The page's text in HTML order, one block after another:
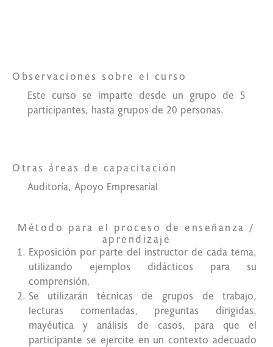
necesitas
Observaciones sobre el curso
Este curso se imparte desde un grupo de 5
participantes, hasta grupos de 20 personas.
Otras áreas de capacitación
Auditoría, Apoyo Empresarial
Método para el proceso de enseñanza /
aprendizaje
Exposición por parte del instructor de cada tema,
utilizando ejemplos didácticos para su
comprensión.
Se utilizarán técnicas de grupos de trabajo,
lecturas comentadas, preguntas dirigidas,
mayéutica y análisis de casos, para que el
participante se ejercite en un contexto adecuado